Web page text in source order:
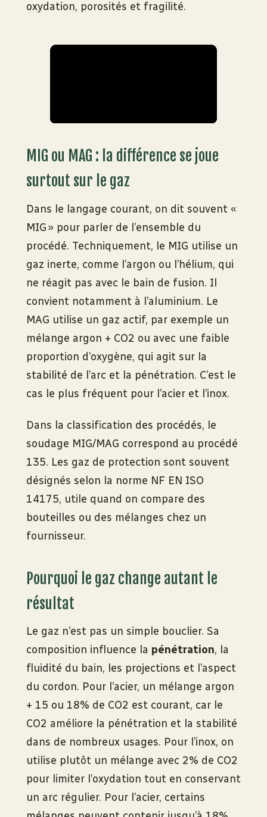
oxydation, porosités et fragilité.
MIG ou MAG : la différence se joue
surtout sur le gaz
Dans le langage courant, on dit souvent «
MIG » pour parler de l’ensemble du
procédé. Techniquement, le MIG utilise un
gaz inerte, comme l’argon ou l’hélium, qui
ne réagit pas avec le bain de fusion. Il
convient notamment à l’aluminium. Le
MAG utilise un gaz actif, par exemple un
mélange argon + CO2 ou avec une faible
proportion d’oxygène, qui agit sur la
stabilité de l’arc et la pénétration. C’est le
cas le plus fréquent pour l’acier et l’inox.
Dans la classification des procédés, le
soudage MIG/MAG correspond au procédé
135. Les gaz de protection sont souvent
désignés selon la norme NF EN ISO
14175, utile quand on compare des
bouteilles ou des mélanges chez un
fournisseur.
Pourquoi le gaz change autant le
résultat
Le gaz n’est pas un simple bouclier. Sa
composition influence la pénétration, la
fluidité du bain, les projections et l’aspect
du cordon. Pour l’acier, un mélange argon
+ 15 ou 18% de CO2 est courant, car le
CO2 améliore la pénétration et la stabilité
dans de nombreux usages. Pour l’inox, on
utilise plutôt un mélange avec 2% de CO2
pour limiter l’oxydation tout en conservant
un arc régulier. Pour l’acier, certains